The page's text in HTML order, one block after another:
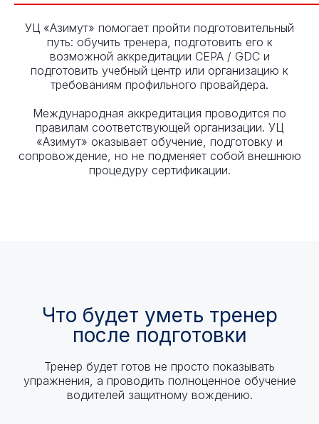
УЦ «Азимут» помогает пройти подготовительный
путь: обучить тренера, подготовить его к
возможной аккредитации CEPA / GDC и
подготовить учебный центр или организацию к
требованиям профильного провайдера.
Международная аккредитация проводится по
правилам соответствующей организации. УЦ
«Азимут» оказывает обучение, подготовку и
сопровождение, но не подменяет собой внешнюю
процедуру сертификации.
Что будет уметь тренер
после подготовки
Тренер будет готов не просто показывать
упражнения, а проводить полноценное обучение
водителей защитному вождению.